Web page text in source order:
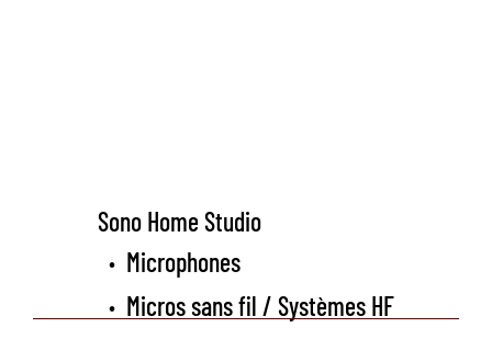
Sono Home Studio
• Microphones
• Micros sans fil / Systèmes HF